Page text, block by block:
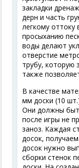
закладки
дерн и часть
легкому
просыханию
воды делают
отверстие
трубу, которую
также
В качестве
мм доски (10
Они должны
после игры не
заноз. Каждая
досок,
досок нужно
сборки стенок